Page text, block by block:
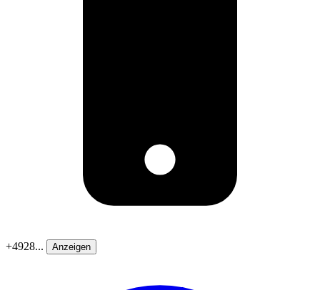
+4928... Anzeigen